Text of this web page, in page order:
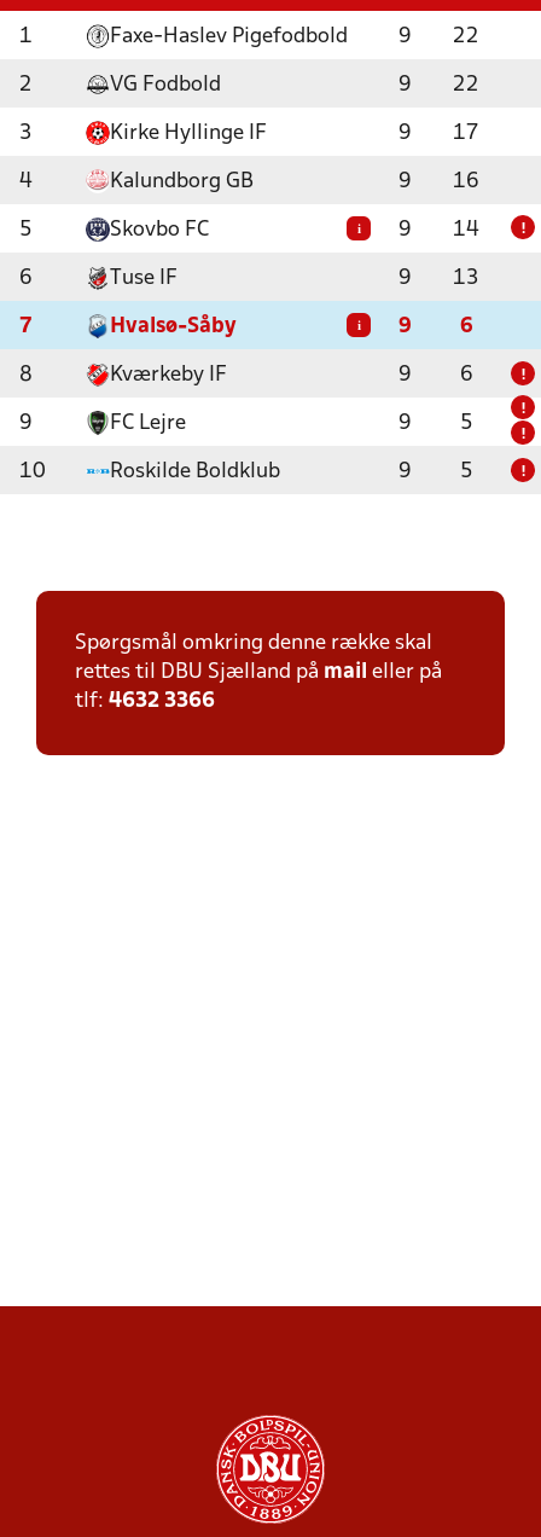
1 Faxe-Haslev Pigefodbold 9 22
2 VG Fodbold 9 22
3 Kirke Hyllinge IF 9 17
4 Kalundborg GB 9 16
5 Skovbo FC i 9 14 !
6 Tuse IF 9 13
7 Hvalsø-Såby i 9 6
8 Kværkeby IF 9 6 !
9 FC Lejre 9 5
!
!
10 Roskilde Boldklub 9 5 !
Spørgsmål omkring denne række skal
rettes til DBU Sjælland på mail eller på
tlf: 4632 3366